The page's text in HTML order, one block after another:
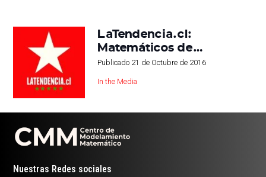
LaTendencia.cl:
Matemáticos de…
Publicado 21 de Octubre de 2016
In the Media
Nuestras Redes sociales